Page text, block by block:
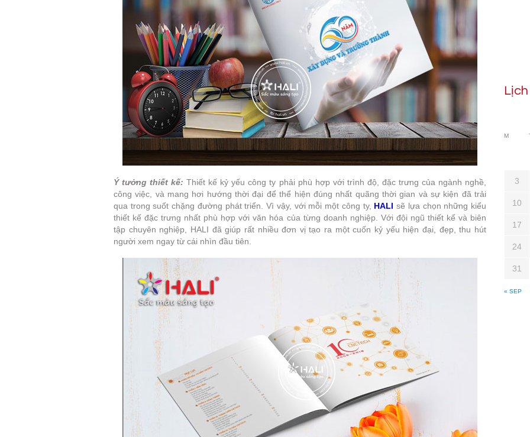
Ý tưởng thiết kế: Thiết kế kỷ yếu công ty phải phù hợp với trình độ, đặc trưng của ngành nghề,
công việc, và mang hơi hướng thời đại để thể hiện đúng nhất quãng thời gian và sự kiện đã trải
qua trong suốt chặng đường phát triển. Vì vậy, với mỗi một công ty, HALI sẽ lựa chọn những kiểu
thiết kế đặc trưng nhất phù hợp với văn hóa của từng doanh nghiệp. Với đội ngũ thiết kế và biên
tập chuyên nghiệp, HALI đã giúp rất nhiều đơn vị tạo ra một cuốn kỷ yếu hiện đại, đẹp, thu hút
người xem ngay từ cái nhìn đầu tiên.
M
« SEP
3
10
17
24
31